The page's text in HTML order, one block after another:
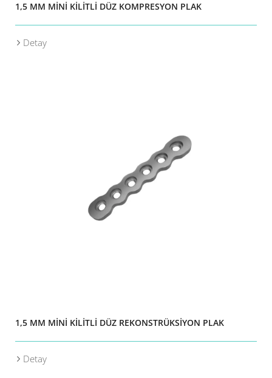
1,5 MM MİNİ KİLİTLİ DÜZ KOMPRESYON PLAK
Detay
1,5 MM MİNİ KİLİTLİ DÜZ REKONSTRÜKSİYON PLAK
Detay